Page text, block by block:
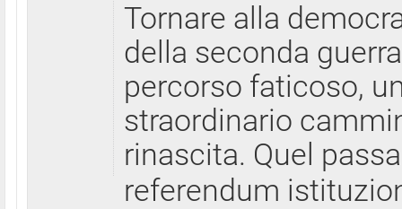
Tornare alla
della seconda
percorso faticoso,
straordinario
rinascita. Quel
referendum